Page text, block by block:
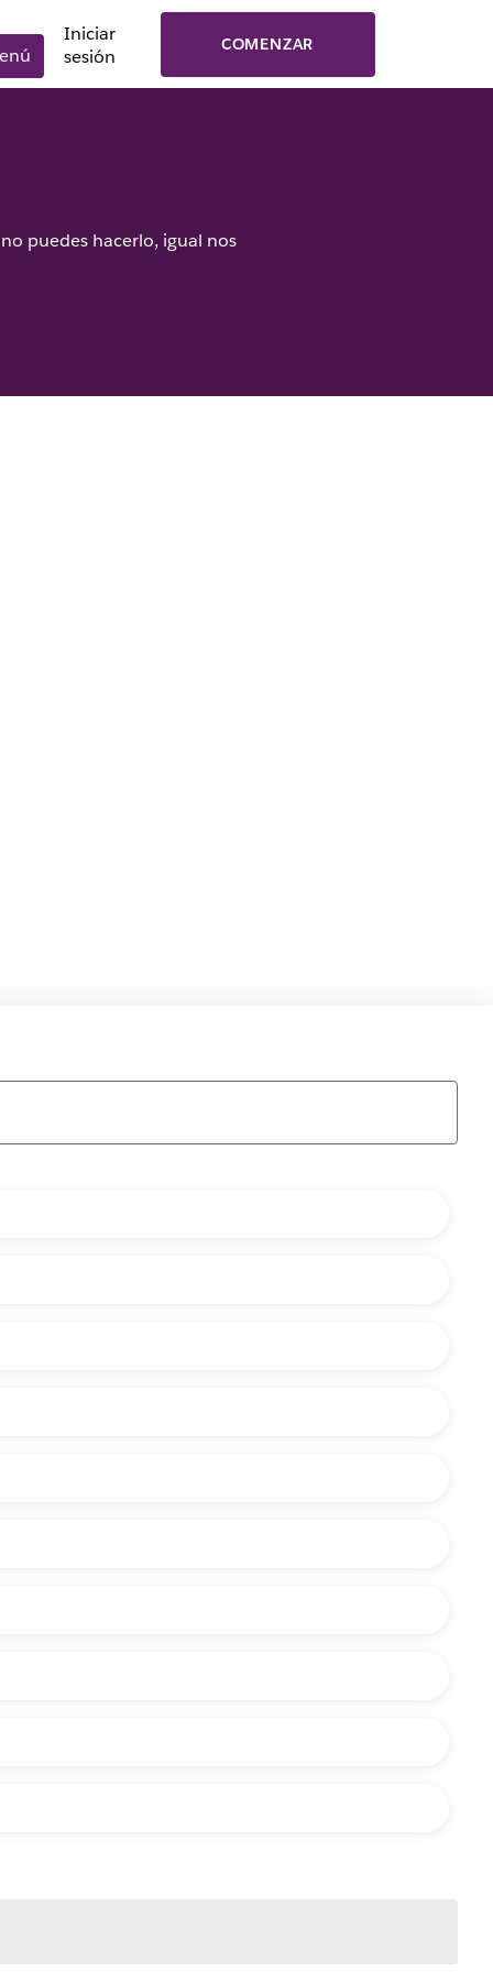
Iniciar
sesión
COMENZAR
puedes hacerlo, igual nos